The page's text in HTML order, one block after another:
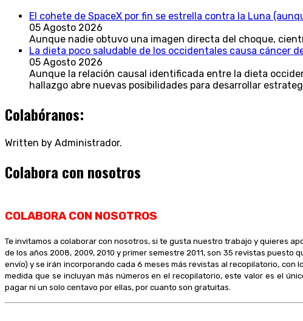
El cohete de SpaceX por fin se estrella contra la Luna
05 Agosto 2026
Aunque nadie obtuvo una imagen directa del choque,
La dieta poco saludable de los occidentales causa cáncer
05 Agosto 2026
Aunque la relación causal identificada entre la dieta
hallazgo abre nuevas posibilidades para desarrollar
Colabóranos:
Written by Administrador.
Colabora con nosotros
COLABORA CON NOSOTROS
Te invitamos a colaborar con nosotros, si te gusta nuestro trabajo y quieres
de los años 2008, 2009, 2010 y primer semestre 2011, son 35 revistas
envío) y se irán incorporando cada 6 meses más revistas al recopilatorio, con
medida que se incluyan más números en el recopilatorio, este valor es el
pagar ni un solo centavo por ellas, por cuanto son gratuitas.